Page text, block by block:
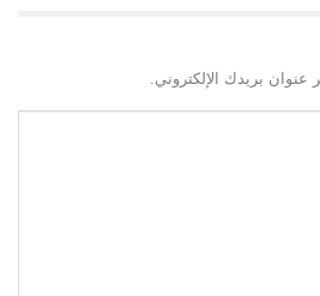
عنوان بريدك الإلكتروني.